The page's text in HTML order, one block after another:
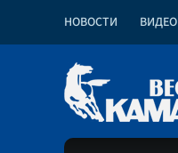
НОВОСТИ ВИДЕО